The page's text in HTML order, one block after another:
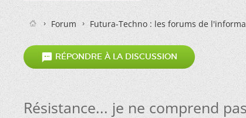
Forum Futura-Techno : les forums de
 RÉPONDRE À LA DISCUSSION
Résistance... je ne comprend